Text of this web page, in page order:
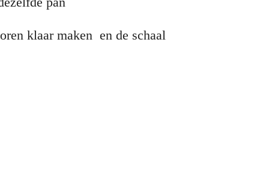
klaar maken en de schaal